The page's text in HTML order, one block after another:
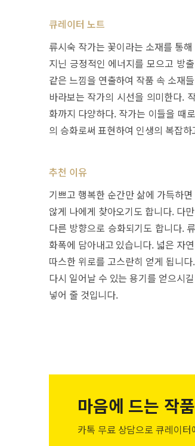
큐레이터 노트
류시숙 작가는 꽃이라는 소재를 통
지닌 긍정적인 에너지를 모으고 방
같은 느낌을 연출하여 작품 속 소재
바라보는 작가의 시선을 의미한다.
화까지 다양하다. 작가는 이들을 때
의 승화로써 표현하여 인생의 복잡
추천 이유
기쁘고 행복한 순간만 삶에 가득하
않게 나에게 찾아오기도 합니다. 다
다른 방향으로 승화되기도 합니다.
화폭에 담아내고 있습니다. 넓은 자
따스한 위로를 고스란히 얻게 됩니
다시 일어날 수 있는 용기를 얻으시
넣어 줄 것입니다.
마음에 드는 작품
카톡 무료 상담으로 큐레이터